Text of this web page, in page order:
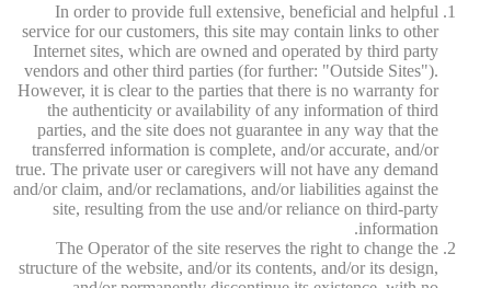
In order to provide full extensive, beneficial and helpful
service for our customers, this site may contain links to other
Internet sites, which are owned and operated by third party
vendors and other third parties (for further: "Outside Sites").
However, it is clear to the parties that there is no warranty for
the authenticity or availability of any information of third
parties, and the site does not guarantee in any way that the
transferred information is complete, and/or accurate, and/or
true. The private user or caregivers will not have any demand
and/or claim, and/or reclamations, and/or liabilities against the
site, resulting from the use and/or reliance on third-party
information.
The Operator of the site reserves the right to change the
structure of the website, and/or its contents, and/or its design,